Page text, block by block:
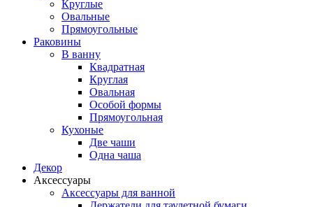
Круглые
Овальные
Прямоугольные
Раковины
В ванну
Квадратная
Круглая
Овальная
Особой формы
Прямоугольная
Кухоные
Две чаши
Одна чаша
Декор
Аксессуары
Аксессуары для ванной